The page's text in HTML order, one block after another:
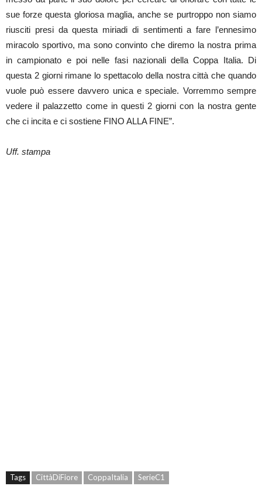
sue forze questa gloriosa maglia, anche se purtroppo non siamo
riusciti presi da questa miriadi di sentimenti a fare l’ennesimo
miracolo sportivo, ma sono convinto che diremo la nostra prima
in campionato e poi nelle fasi nazionali della Coppa Italia. Di
questa 2 giorni rimane lo spettacolo della nostra città che quando
vuole può essere davvero unica e speciale. Vorremmo sempre
vedere il palazzetto come in questi 2 giorni con la nostra gente
che ci incita e ci sostiene FINO ALLA FINE”.
Uff. stampa
Tags CittàDiFiore CoppaItalia SerieC1